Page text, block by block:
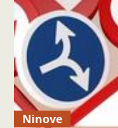
Ninove